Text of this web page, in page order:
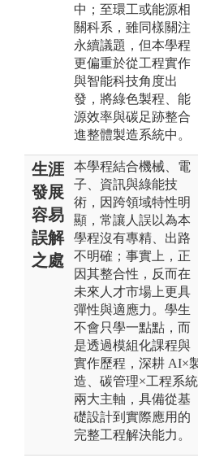
中；至環工或能源相
關科系，雖同樣關注
永續議題，但本學程
更偏重於從工程實作
與智能科技角度出
發，將綠色製程、能
源效率與碳足跡整合
進整體製造系統中。
生涯
發展
容易
誤解
之處
本學程結合機械、電
子、資訊與綠能技
術，因跨領域特性明
顯，常讓人誤以為本
學程沒有專精、出路
不明確；事實上，正
因其整合性，反而在
未來人才市場上更具
彈性與適應力。學生
不會只學一點點，而
是透過模組化課程與
實作歷程，深耕 AI×
造、碳管理×工程系統
兩大主軸，具備從基
礎設計到實際應用的
完整工程解決能力。